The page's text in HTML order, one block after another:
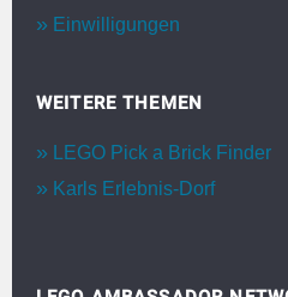
Einwilligungen
WEITERE THEMEN
LEGO Pick a Brick Finder
Karls Erlebnis-Dorf